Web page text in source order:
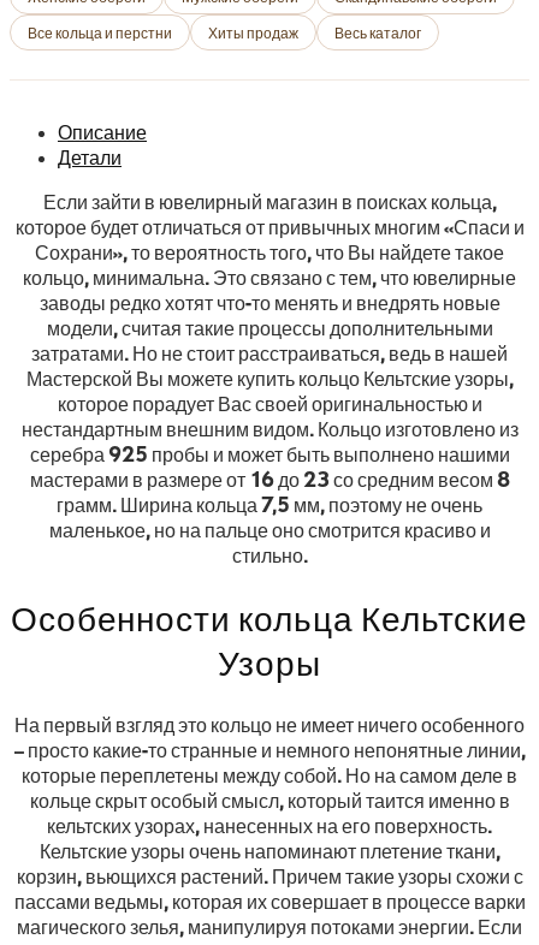
Все кольца и перстни
Хиты продаж Весь каталог
Описание
Детали
Если зайти в ювелирный магазин в поисках кольца,
которое будет отличаться от привычных многим «Спаси и
Сохрани», то вероятность того, что Вы найдете такое
кольцо, минимальна. Это связано с тем, что ювелирные
заводы редко хотят что-то менять и внедрять новые
модели, считая такие процессы дополнительными
затратами. Но не стоит расстраиваться, ведь в нашей
Мастерской Вы можете купить кольцо Кельтские узоры,
которое порадует Вас своей оригинальностью и
нестандартным внешним видом. Кольцо изготовлено из
серебра 925 пробы и может быть выполнено нашими
мастерами в размере от 16 до 23 со средним весом 8
грамм. Ширина кольца 7,5 мм, поэтому не очень
маленькое, но на пальце оно смотрится красиво и
стильно.
Особенности кольца Кельтские
Узоры
На первый взгляд это кольцо не имеет ничего особенного
– просто какие-то странные и немного непонятные линии,
которые переплетены между собой. Но на самом деле в
кольце скрыт особый смысл, который таится именно в
кельтских узорах, нанесенных на его поверхность.
Кельтские узоры очень напоминают плетение ткани,
корзин, вьющихся растений. Причем такие узоры схожи с
пассами ведьмы, которая их совершает в процессе варки
магического зелья, манипулируя потоками энергии. Если